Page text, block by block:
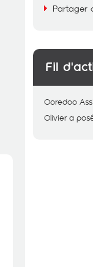
Partager
Fil
Ooredoo
Olivier a